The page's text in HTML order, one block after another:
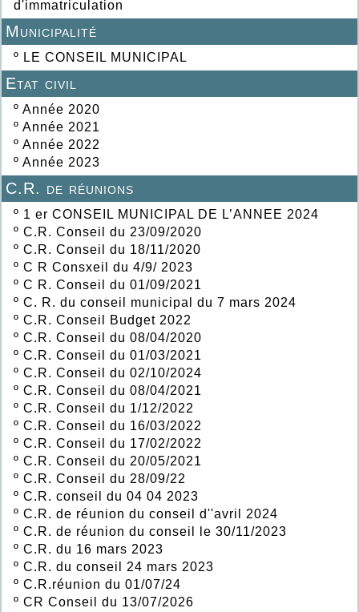
d'immatriculation
Municipalité
º LE CONSEIL MUNICIPAL
Etat civil
º Année 2020
º Année 2021
º Année 2022
º Année 2023
C.R. de réunions
º 1 er CONSEIL MUNICIPAL DE L’ANNEE 2024
º C.R. Conseil du 23/09/2020
º C.R. Conseil du 18/11/2020
º C R Consxeil du 4/9/ 2023
º C R. Conseil du 01/09/2021
º C. R. du conseil municipal du 7 mars 2024
º C.R. Conseil Budget 2022
º C.R. Conseil du 08/04/2020
º C.R. Conseil du 01/03/2021
º C.R. Conseil du 02/10/2024
º C.R. Conseil du 08/04/2021
º C.R. Conseil du 1/12/2022
º C.R. Conseil du 16/03/2022
º C.R. Conseil du 17/02/2022
º C.R. Conseil du 20/05/2021
º C.R. Conseil du 28/09/22
º C.R. conseil du 04 04 2023
º C.R. de réunion du conseil d''avril 2024
º C.R. de réunion du conseil le 30/11/2023
º C.R. du 16 mars 2023
º C.R. du conseil 24 mars 2023
º C.R.réunion du 01/07/24
º CR Conseil du 13/07/2026